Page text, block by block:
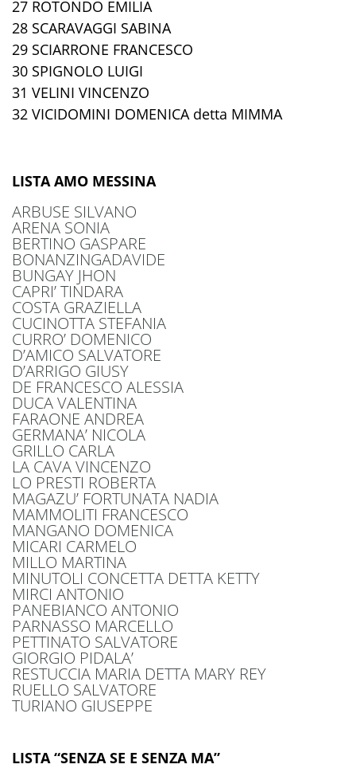
27 ROTONDO EMILIA
28 SCARAVAGGI SABINA
29 SCIARRONE FRANCESCO
30 SPIGNOLO LUIGI
31 VELINI VINCENZO
32 VICIDOMINI DOMENICA detta MIMMA
LISTA AMO MESSINA
ARBUSE SILVANO
ARENA SONIA
BERTINO GASPARE
BONANZINGADAVIDE
BUNGAY JHON
CAPRI’ TINDARA
COSTA GRAZIELLA
CUCINOTTA STEFANIA
CURRO’ DOMENICO
D’AMICO SALVATORE
D’ARRIGO GIUSY
DE FRANCESCO ALESSIA
DUCA VALENTINA
FARAONE ANDREA
GERMANA’ NICOLA
GRILLO CARLA
LA CAVA VINCENZO
LO PRESTI ROBERTA
MAGAZU’ FORTUNATA NADIA
MAMMOLITI FRANCESCO
MANGANO DOMENICA
MICARI CARMELO
MILLO MARTINA
MINUTOLI CONCETTA DETTA KETTY
MIRCI ANTONIO
PANEBIANCO ANTONIO
PARNASSO MARCELLO
PETTINATO SALVATORE
GIORGIO PIDALA’
RESTUCCIA MARIA DETTA MARY REY
RUELLO SALVATORE
TURIANO GIUSEPPE
LISTA “SENZA SE E SENZA MA”